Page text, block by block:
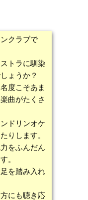
クラブで
トラに馴染
ょうか？
度こそあま
曲がたくさ
ドリンオケ
りします。
をふんだん
。
を踏み入れ
にも聴き応